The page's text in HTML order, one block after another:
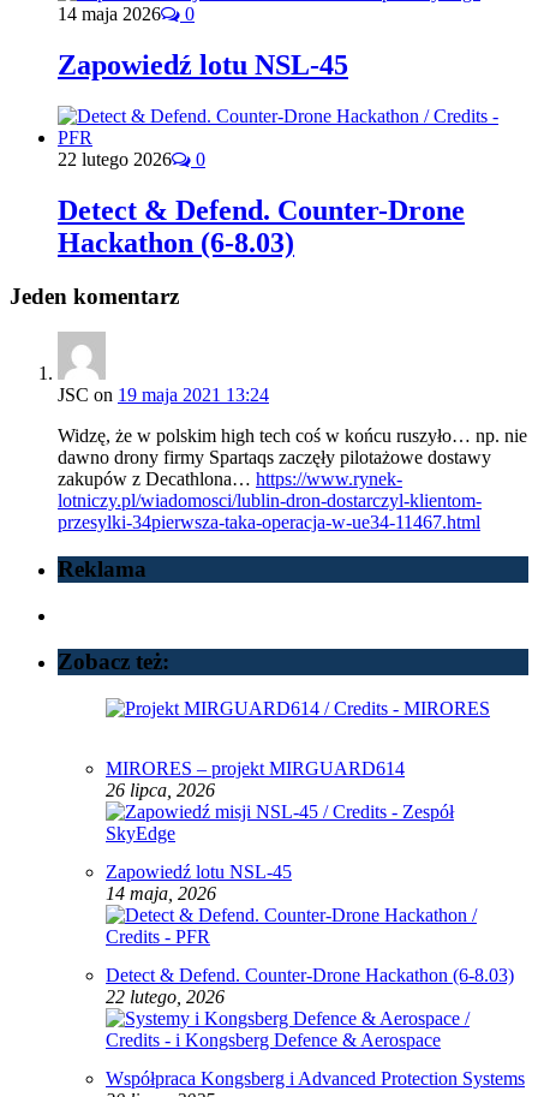
14 maja 2026 0
Zapowiedź lotu NSL-45
22 lutego 2026 0
Detect & Defend. Counter-Drone
Hackathon (6-8.03)
Jeden komentarz
JSC on 19 maja 2021 13:24
Widzę, że w polskim high tech coś w końcu ruszyło… np. nie
dawno drony firmy Spartaqs zaczęły pilotażowe dostawy
zakupów z Decathlona… https://www.rynek-
lotniczy.pl/wiadomosci/lublin-dron-dostarczyl-klientom-
przesylki-34pierwsza-taka-operacja-w-ue34-11467.html
Reklama
Zobacz też:
MIRORES – projekt MIRGUARD614
26 lipca, 2026
Zapowiedź lotu NSL-45
14 maja, 2026
Detect & Defend. Counter-Drone Hackathon (6-8.03)
22 lutego, 2026
Współpraca Kongsberg i Advanced Protection Systems